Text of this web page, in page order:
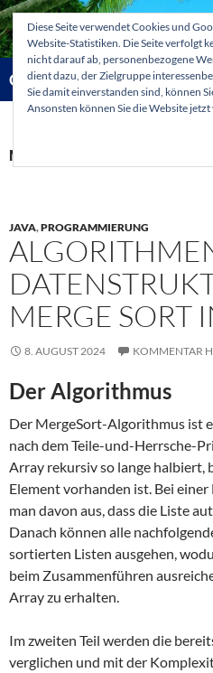
Zum
Inhalt
springen
Capri-Soft Knowledge
Suchen
Monatsarchiv: August 2024
JAVA,PROGRAMMIERUNG
MERGE SORT
8. AUGUST 2024 KOMMENTAR
Der Algorithmus
Der MergeSort-Algorithmus ist
nach dem Teile-und-Herrsche-
Array rekursiv so lange halbiert,
Element vorhanden ist. Bei
man davon aus, dass die Liste
Danach können alle
sortierten Listen ausgehen,
beim Zusammenführen
Array zu erhalten.
Im zweiten Teil werden die
verglichen und mit der
Diese Seite verwendet Cookies und
Website-Statistiken. Die Seite verfolgt
nicht darauf ab, personenbezogene
dient dazu, der Zielgruppe
Sie damit einverstanden sind, können
Ansonsten können Sie die Website jetzt